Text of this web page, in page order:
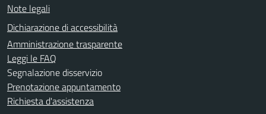
Note legali
Dichiarazione di accessibilità
Amministrazione trasparente
Leggi le FAQ
Segnalazione disservizio
Prenotazione appuntamento
Richiesta d'assistenza